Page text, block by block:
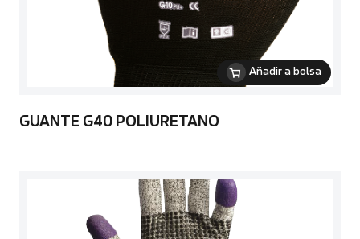
Añadir a bolsa
GUANTE G40 POLIURETANO